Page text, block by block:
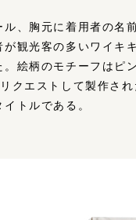
ル、胸元に着用者の
が観光客の多いワイキ
絵柄のモチーフはピ
クエストして製作さ
トルである。